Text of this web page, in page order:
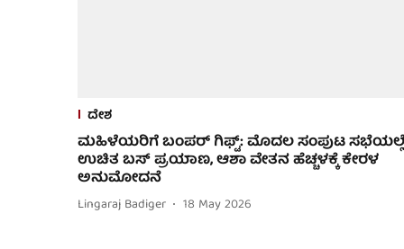
ದೇಶ
ಮಹಿಳೆಯರಿಗೆ ಬಂಪರ್ ಗಿಫ್ಟ್: ಮೊದಲ ಸಂಪುಟ
ಉಚಿತ ಬಸ್ ಪ್ರಯಾಣ, ಆಶಾ ವೇತನ ಹೆಚ್ಚಳಕ್ಕೆ ಕೇರಳ
ಅನುಮೋದನೆ
Lingaraj Badiger 18 May 2026